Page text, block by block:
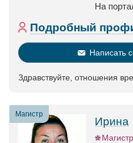
На
Подробный
Написать
Здравствуйте, отношения
Магистр
Ирина
Магистр